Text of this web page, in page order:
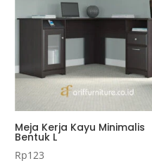
Meja Kerja Kayu Minimalis
Bentuk L
Rp123